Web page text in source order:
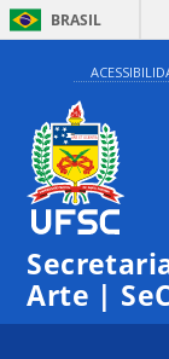
BRASIL
Arte |
0:00
1:00